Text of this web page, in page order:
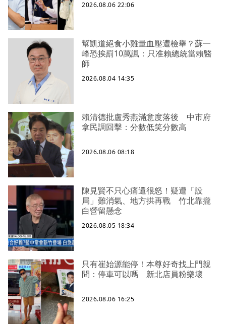
2026.08.06 22:06
幫凱道絕食小雞量血壓遭檢舉？蘇一
峰恐挨罰10萬諷：只准賴總統當賴醫
師
2026.08.04 14:35
賴清德批盧秀燕滿意度落後 中市府
拿民調回擊：分數低笑分數高
2026.08.06 08:18
陳見賢不只心痛還很怒！疑遭「設
局」難消氣、地方拱再戰 竹北靠攏
白營留懸念
2026.08.05 18:34
只有崔始源能停！本尊好奇找上門親
問：停車可以嗎 新北店員粉樂壞
2026.08.06 16:25